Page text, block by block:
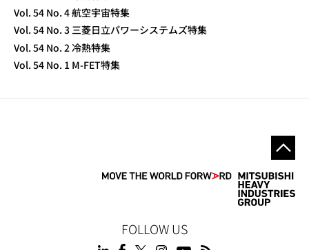
Vol. 54 No. 4 航空宇宙特集
Vol. 54 No. 3 三菱日立パワーシステムズ特集
Vol. 54 No. 2 冷熱特集
Vol. 54 No. 1 M-FET特集
FOLLOW US